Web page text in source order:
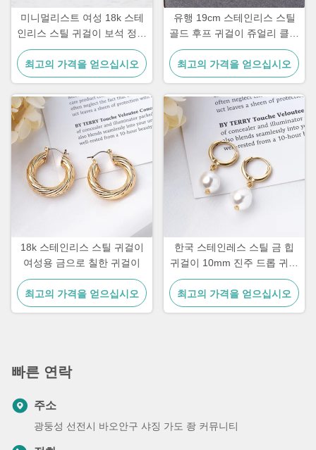
미니멀리스트 여성 18k 스테
인리스 스틸 귀걸이 보석 정사
형 귀걸이
최고의 가격을 얻으십시오
유행 19cm 스테인리스 스틸
골드 후프 귀걸이 쥬얼리 클립
온 실버 후프 허기
최고의 가격을 얻으십시오
18k 스테인리스 스틸 귀걸이
여성용 금으로 칠한 귀걸이
최고의 가격을 얻으십시오
한국 스테인레스 스틸 금 힙
귀걸이 10mm 진주 드롭 귀걸
이 여성용
최고의 가격을 얻으십시오
빠른 연락
주소
광둥성 선전시 바오안구 샤징 가도 좡 커뮤니티